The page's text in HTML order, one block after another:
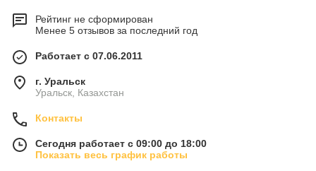
Рейтинг не сформирован
Менее 5 отзывов за последний год
Работает с 07.06.2011
г. Уральск
Уральск, Казахстан
Контакты
Сегодня работает с 09:00 до 18:00
Показать весь график работы